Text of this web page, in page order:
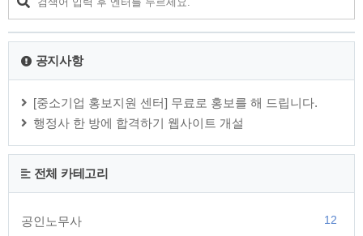
고 안전한 자외선 공기살균시스템, UASS 공기살균기 그럼 1차
리뷰와 중복되는 제품에 대한 설명이나 제품의 장점은 생략을
하고 이 제품을 1달 가까이 사용한..
공지사항
[중소기업 홍보지원 센터] 무료로 홍보를 해 드립니다.
행정사 한 방에 합격하기 웹사이트 개설
전체 카테고리
공인노무사 12